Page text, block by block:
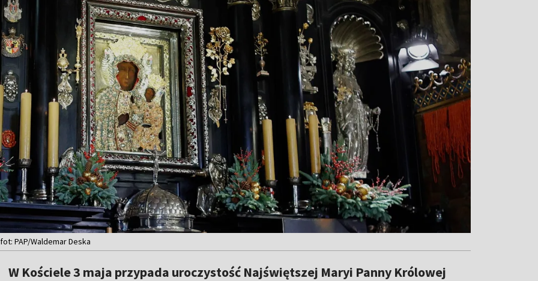
PAP/Waldemar Deska
W Kościele 3 maja przypada uroczystość Najświętszej Maryi Panny Królowej